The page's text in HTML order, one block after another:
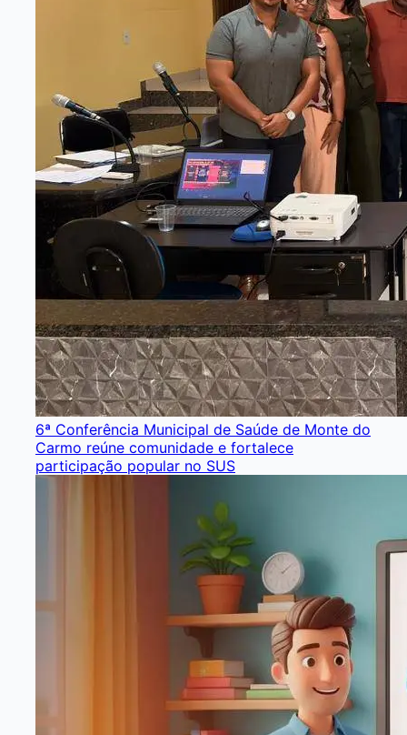
6ª Conferência Municipal de Saúde de Monte do
Carmo reúne comunidade e fortalece
participação popular no SUS